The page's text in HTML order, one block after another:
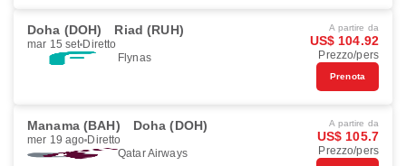
Doha (DOH) Riad (RUH)
mar 15 set Diretto
Flynas
A partire da
US$ 104.92
Prezzo/pers
Prenota
Manama (BAH) Doha (DOH)
mer 19 ago Diretto
Qatar Airways
A partire da
US$ 105.7
Prezzo/pers